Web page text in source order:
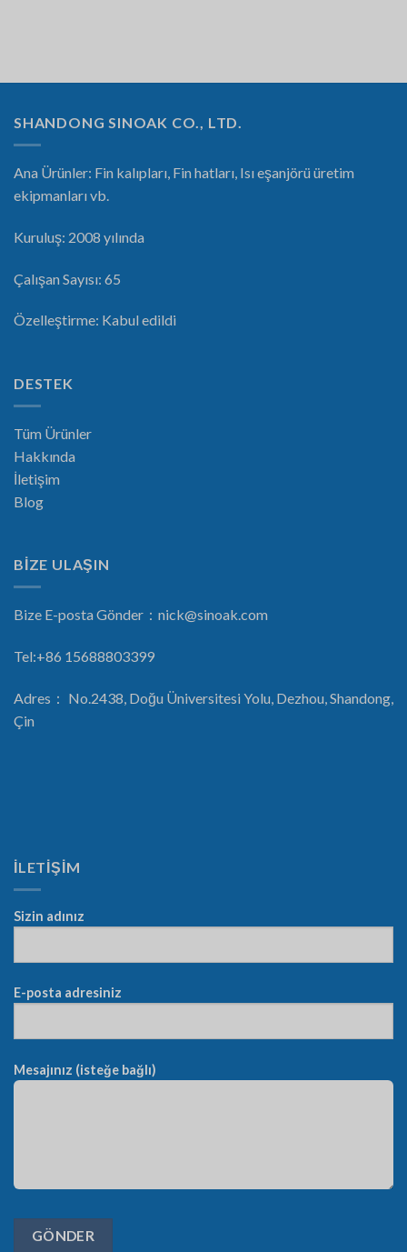
SHANDONG SINOAK CO., LTD.
Ana Ürünler: Fin kalıpları, Fin hatları, Isı eşanjörü üretim
ekipmanları vb.
Kuruluş: 2008 yılında
Çalışan Sayısı: 65
Özelleştirme: Kabul edildi
DESTEK
Tüm Ürünler
Hakkında
İletişim
Blog
BİZE ULAŞIN
Bize E-posta Gönder： nick@sinoak.com
Tel:+86 15688803399
Adres： No.2438, Doğu Üniversitesi Yolu, Dezhou, Shandong,
Çin
İLETİŞİM
Sizin adınız
E-posta adresiniz
Mesajınız (isteğe bağlı)